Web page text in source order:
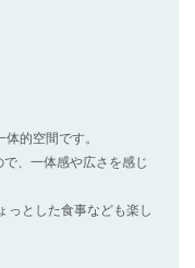
的空間です。
、一体感や広さを感じ
っとした食事なども楽し